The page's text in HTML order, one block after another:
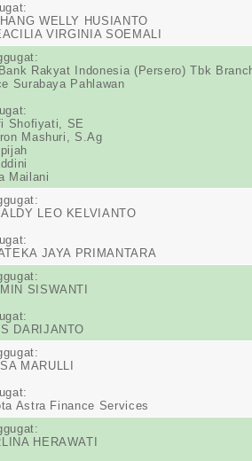
WELLY HUSIANTO
VIRGINIA SOEMALI
Rakyat Indonesia (Persero) Tbk
Surabaya Pahlawan
Shofiyati, SE
Mashuri, S.Ag
Mailani
LEO KELVIANTO
JAYA PRIMANTARA
SISWANTI
DARIJANTO
MARULLI
Astra Finance Services
HERAWATI